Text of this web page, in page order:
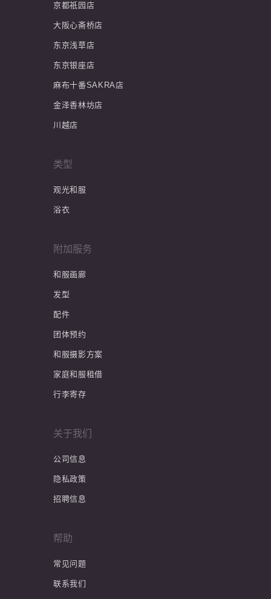
京都祇园店
大阪心斋桥店
东京浅草店
东京银座店
麻布十番SAKRA店
金泽香林坊店
川越店
类型
观光和服
浴衣
附加服务
和服画廊
发型
配件
团体预约
和服摄影方案
家庭和服租借
行李寄存
关于我们
公司信息
隐私政策
招聘信息
帮助
常见问题
联系我们